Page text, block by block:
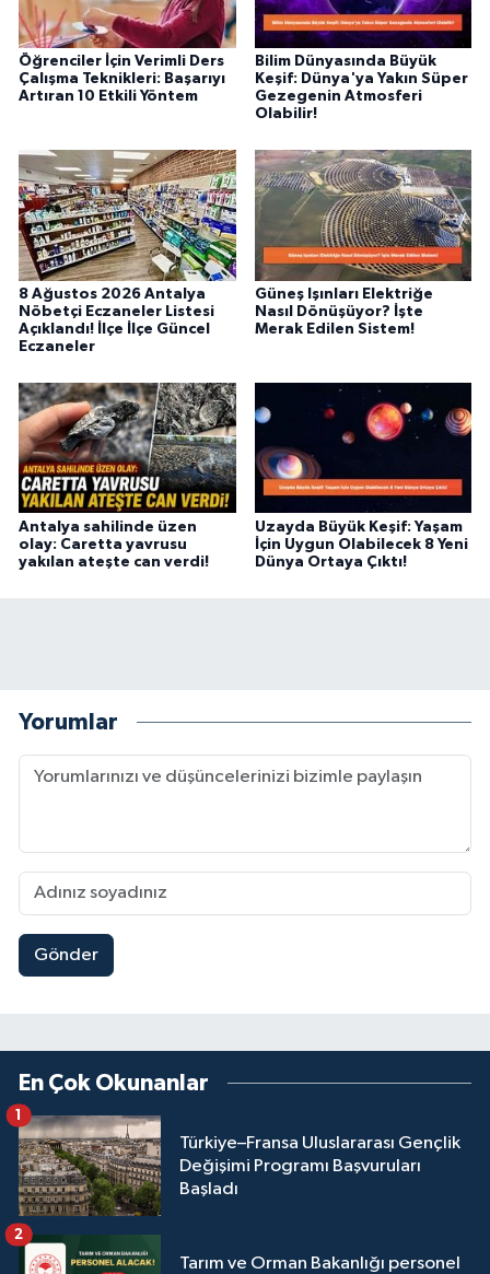
Öğrenciler İçin Verimli Ders
Çalışma Teknikleri: Başarıyı
Artıran 10 Etkili Yöntem
Bilim Dünyasında Büyük
Keşif: Dünya'ya Yakın Süper
Gezegenin Atmosferi
Olabilir!
8 Ağustos 2026 Antalya
Nöbetçi Eczaneler Listesi
Açıklandı! İlçe İlçe Güncel
Eczaneler
Güneş Işınları Elektriğe
Nasıl Dönüşüyor? İşte
Merak Edilen Sistem!
Antalya sahilinde üzen
olay: Caretta yavrusu
yakılan ateşte can verdi!
Uzayda Büyük Keşif: Yaşam
İçin Uygun Olabilecek 8 Yeni
Dünya Ortaya Çıktı!
Yorumlar
Gönder
En Çok Okunanlar
Türkiye–Fransa Uluslararası Gençlik
Değişimi Programı Başvuruları
Başladı
1
Tarım ve Orman Bakanlığı personel
2